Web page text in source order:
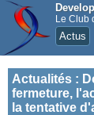
Le Club
Actus
Actualités :
fermeture,
la tentative